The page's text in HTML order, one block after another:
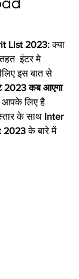
List 2023: क्या
इंटर मे
इस बात से
2023 कब आएगा
आपके लिए है
के साथ Inter
2023 के बारे में